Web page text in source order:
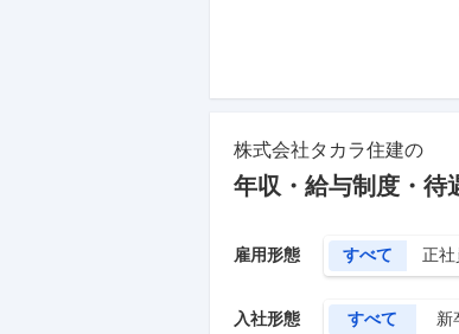
株式会社タカラ住建の
年収・給与制度・待
雇用形態 すべて 正社
入社形態 すべて 新